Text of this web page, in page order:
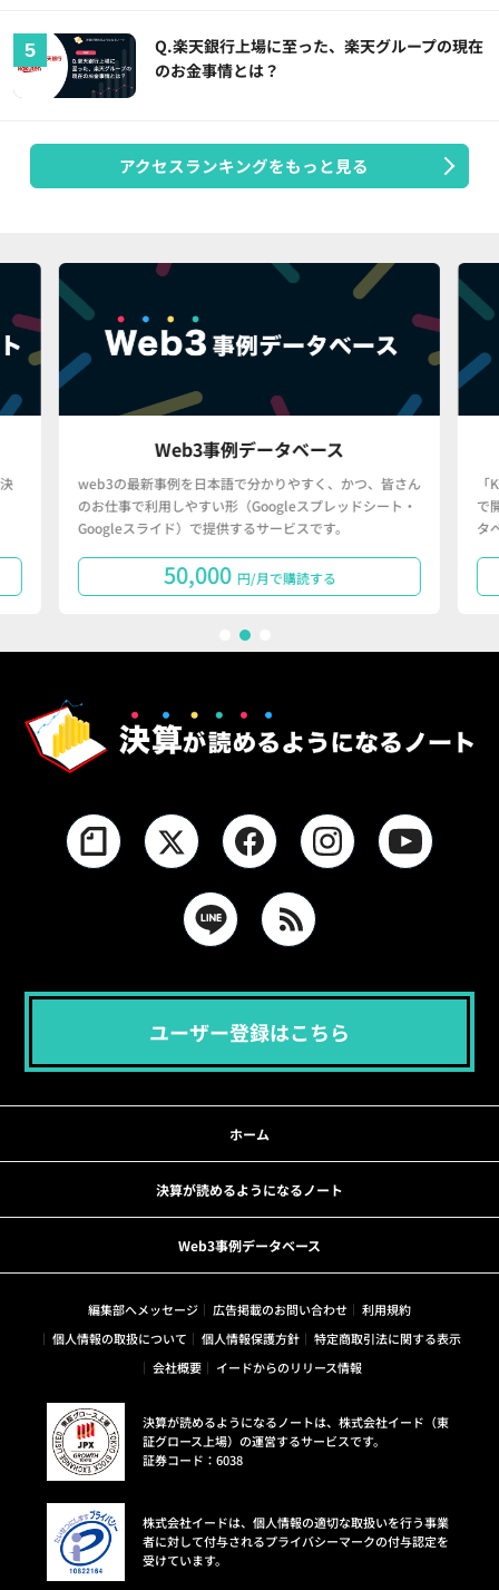
Q.楽天銀行上場に至った、楽天グループの現在
のお金事情とは？
アクセスランキングをもっと見る
Web3事例データベース
web3の最新事例を日本語で分かりやすく、かつ、皆さん
のお仕事で利用しやすい形（Googleスプレッドシート・
Googleスライド）で提供するサービスです。
50,000 円/月で購読する
で
タ
ユーザー登録はこちら
ホーム
決算が読めるようになるノート
Web3事例データベース
編集部へメッセージ 広告掲載のお問い合わせ
利用規約
個人情報の取扱について
個人情報保護方針
特定商取引法に関する表示
会社概要
イードからのリリース情報
決算が読めるようになるノートは、株式会社イード（東
証グロース上場）の運営するサービスです。
証券コード：6038
株式会社イードは、個人情報の適切な取扱いを行う事業
者に対して付与されるプライバシーマークの付与認定を
受けています。